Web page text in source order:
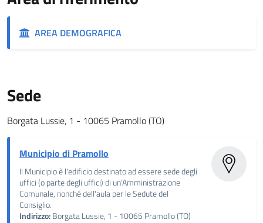
AREA DEMOGRAFICA
Sede
Borgata Lussie, 1 - 10065 Pramollo (TO)
Municipio di Pramollo
Il Municipio è l'edificio destinato ad essere sede degli
uffici (o parte degli uffici) di un'Amministrazione
Comunale, nonché dell'aula per le Sedute del
Consiglio.
Indirizzo:Borgata Lussie, 1 - 10065 Pramollo (TO)